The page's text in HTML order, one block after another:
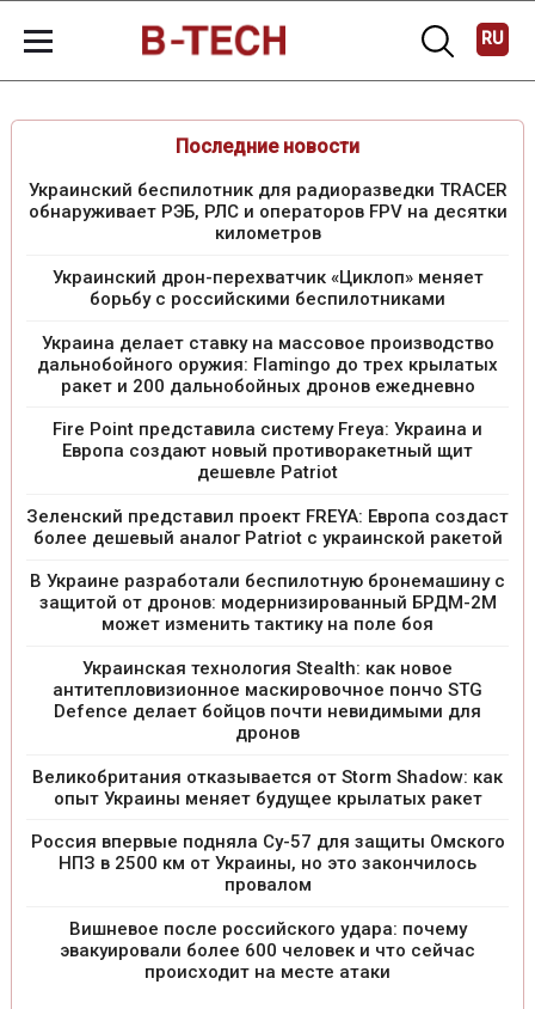
RU
Последние новости
Украинский беспилотник для радиоразведки TRACER
обнаруживает РЭБ, РЛС и операторов FPV на десятки
километров
Украинский дрон-перехватчик «Циклоп» меняет
борьбу с российскими беспилотниками
Украина делает ставку на массовое производство
дальнобойного оружия: Flamingo до трех крылатых
ракет и 200 дальнобойных дронов ежедневно
Fire Point представила систему Freya: Украина и
Европа создают новый противоракетный щит
дешевле Patriot
Зеленский представил проект FREYA: Европа создаст
более дешевый аналог Patriot с украинской ракетой
В Украине разработали беспилотную бронемашину с
защитой от дронов: модернизированный БРДМ-2М
может изменить тактику на поле боя
Украинская технология Stealth: как новое
антитепловизионное маскировочное пончо STG
Defence делает бойцов почти невидимыми для
дронов
Великобритания отказывается от Storm Shadow: как
опыт Украины меняет будущее крылатых ракет
Россия впервые подняла Су-57 для защиты Омского
НПЗ в 2500 км от Украины, но это закончилось
провалом
Вишневое после российского удара: почему
эвакуировали более 600 человек и что сейчас
происходит на месте атаки